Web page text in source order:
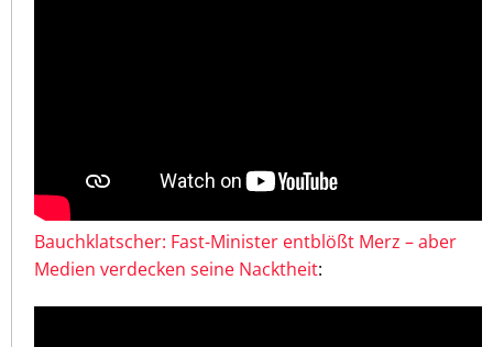
Bauchklatscher: Fast-Minister entblößt Merz – aber
Medien verdecken seine Nacktheit: